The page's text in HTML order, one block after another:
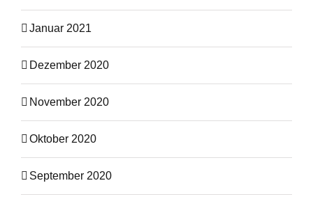
Januar 2021
Dezember 2020
November 2020
Oktober 2020
September 2020